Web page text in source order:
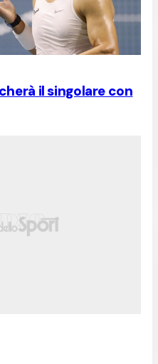
il singolare con